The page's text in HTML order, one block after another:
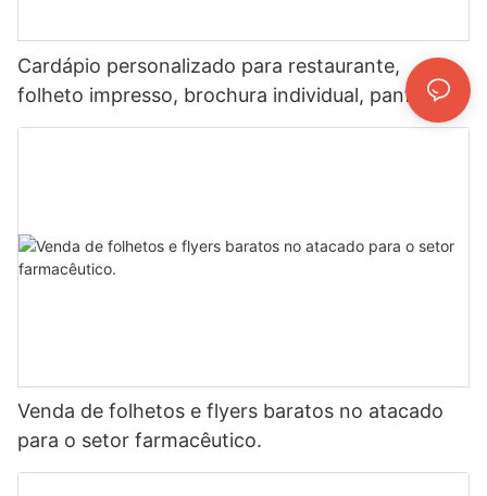
Cardápio personalizado para restaurante,
folheto impresso, brochura individual, panfleto
publicitário, impressão de cardápio para viagem.
Venda de folhetos e flyers baratos no atacado
para o setor farmacêutico.